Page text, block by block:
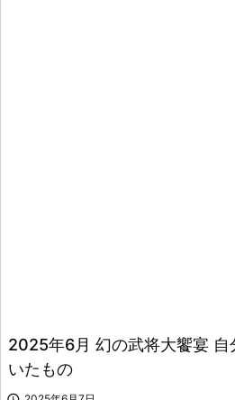
2025年6月 幻の武将大饗宴 自
いたもの